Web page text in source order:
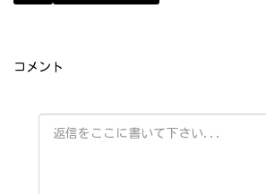
コメント